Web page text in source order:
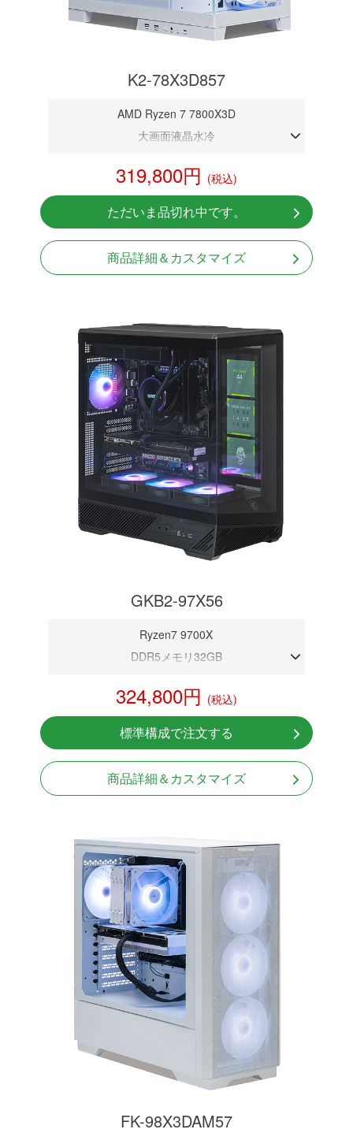
K2-78X3D857
AMD Ryzen 7 7800X3D
大画面液晶水冷
RTX 5070 12GB
NVMeSSD 1TB
Windows11 Home 64bit
319,800円 (税込)
ただいま品切れ中です。
商品詳細＆カスタマイズ
GKB2-97X56
Ryzen7 9700X
DDR5メモリ32GB
NVMeSSD 1TB
無線LAN Bluetooth対応
Windows11 Home 64bit
LCDスクリーン搭載
324,800円 (税込)
標準構成で注文する
商品詳細＆カスタマイズ
FK-98X3DAM57